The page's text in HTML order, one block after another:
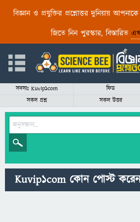
বিজ্ঞান ও প্রযুক্তির প্রশ্নোত্তর দুনিয়ায়
জিতে নিন পুরস্কার, বিস্তারিত
সদস্যঃ Kuvip1com ফিড
সকল প্রশ্ন
সকল উত্তর
Kuvip1com কোন পোস্ট